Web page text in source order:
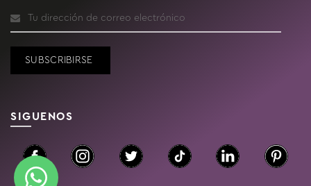
SIGUENOS